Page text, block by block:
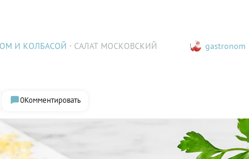
И КОЛБАСОЙ САЛАТ МОСКОВСКИЙ gastronom
0Комментировать